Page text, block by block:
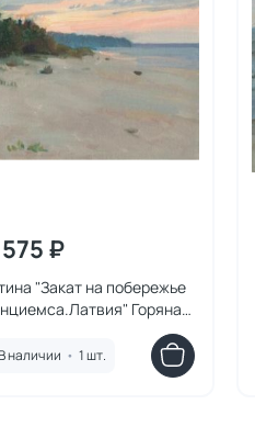
₽
"Закат на побережье
Горяная
наличии • 1 шт.